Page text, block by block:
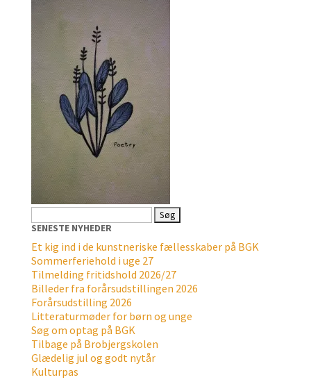
efter:
SENESTE NYHEDER
Et kig ind i de kunstneriske fællesskaber på BGK
Sommerferiehold i uge 27
Tilmelding fritidshold 2026/27
Billeder fra forårsudstillingen 2026
Forårsudstilling 2026
Litteraturmøder for børn og unge
Søg om optag på BGK
Tilbage på Brobjergskolen
Glædelig jul og godt nytår
Kulturpas